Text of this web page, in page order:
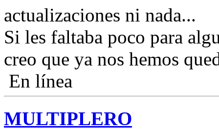
actualizaciones ni nada...
Si les faltaba poco para
creo que ya nos hemos
En línea
MULTIPLERO